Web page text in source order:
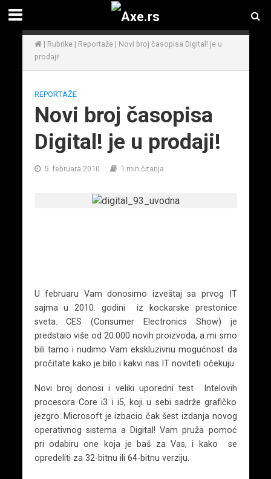
| Rubrike| Reportaže| Novi broj časopisa Digital! je u
prodaji!
REPORTAŽE
Novi broj časopisa
Digital! je u prodaji!
5. februara 2010. 1 min čitanja
U februaru Vam donosimo izveštaj sa prvog IT
sajma u 2010. godini iz kockarske prestonice
sveta. CES (Consumer Electronics Show) je
predstaio više od 20.000 novih proizvoda, a mi smo
bili tamo i nudimo Vam ekskluzivnu mogućnost da
pročitate kako je bilo i kakvi nas IT noviteti očekuju.
Novi broj donosi i veliki uporedni test Intelovih
procesora Core i3 i i5, koji u sebi sadrže grafičko
jezgro. Microsoft je izbacio čak šest izdanja novog
operativnog sistema a Digital! Vam pruža pomoć
pri odabiru one koja je baš za Vas, i kako se
opredeliti za 32-bitnu ili 64-bitnu verziju.